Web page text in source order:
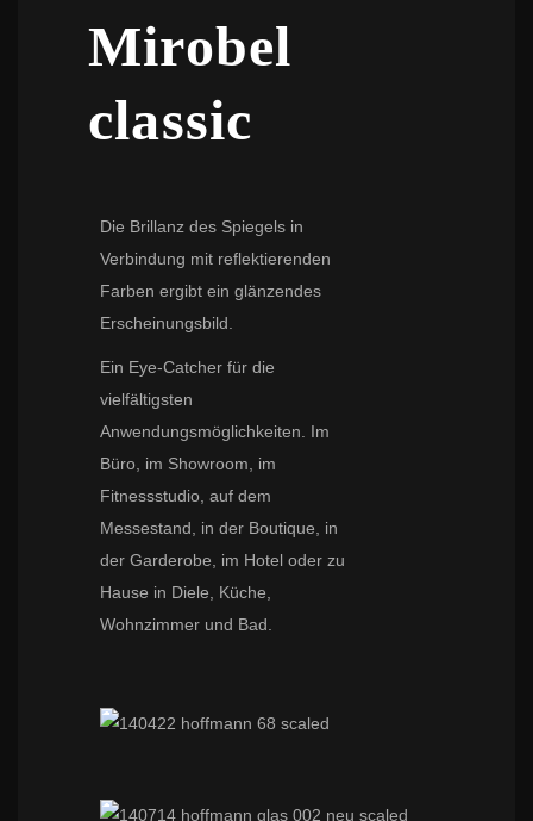
Mirobel
classic
Die Brillanz des Spiegels in
Verbindung mit reflektierenden
Farben ergibt ein glänzendes
Erscheinungsbild.
Ein Eye-Catcher für die
vielfältigsten
Anwendungsmöglichkeiten. Im
Büro, im Showroom, im
Fitnessstudio, auf dem
Messestand, in der Boutique, in
der Garderobe, im Hotel oder zu
Hause in Diele, Küche,
Wohnzimmer und Bad.